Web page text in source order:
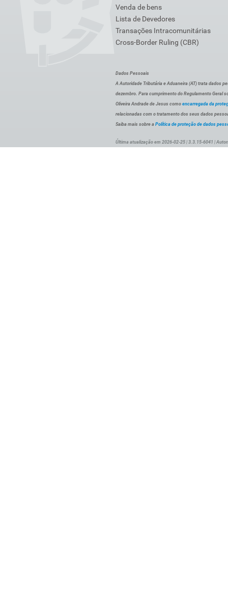
Venda de bens
Lista de Devedores
Transações Intracomunitárias
Cross-Border Ruling (CBR)
Dados Pessoais
A Autoridade Tributária e Aduaneira (AT) trata dados
dezembro. Para cumprimento do Regulamento Geral
Oliveira Andrade de Jesus como encarregada da
relacionadas com o tratamento dos seus dados
Saiba mais sobre a Política de proteção de dados
Última atualização em 2026-02-25 | 3.3.15-6041 |